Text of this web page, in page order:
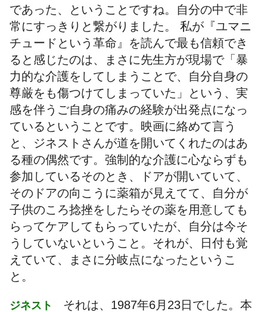
であった、ということですね。自分の中で非
常にすっきりと繋がりました。 私が『ユマニ
チュードという革命』を読んで最も信頼でき
ると感じたのは、まさに先生方が現場で「暴
力的な介護をしてしまうことで、自分自身の
尊厳をも傷つけてしまっていた」という、実
感を伴うご自身の痛みの経験が出発点になっ
ているということです。映画に絡めて言う
と、ジネストさんが道を開いてくれたのはあ
る種の偶然です。強制的な介護に心ならずも
参加しているそのとき、ドアが開いていて、
そのドアの向こうに薬箱が見えてて、自分が
子供のころ捻挫をしたらその薬を用意しても
らってケアしてもらっていたが、自分は今そ
うしていないということ。それが、日付も覚
えていて、まさに分岐点になったというこ
と。
ジネスト それは、1987年6月23日でした。本